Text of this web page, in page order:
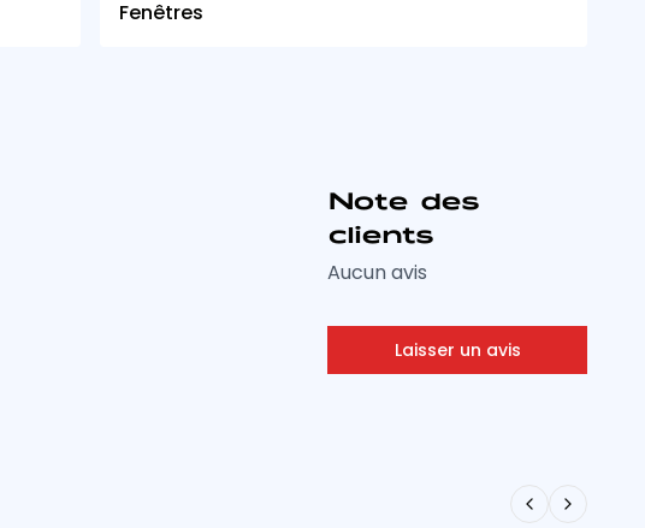
Fenêtres
Note des
clients
Aucun avis
Laisser un avis
Previous
Next